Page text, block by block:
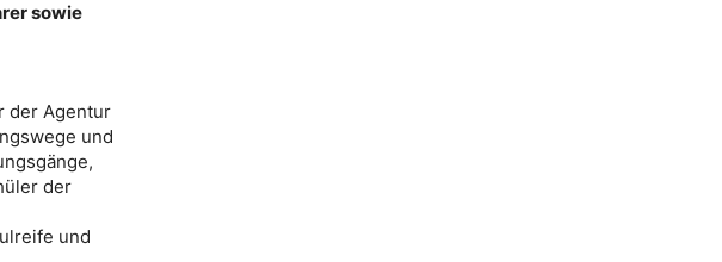
sowie
der Agentur
und
der
und